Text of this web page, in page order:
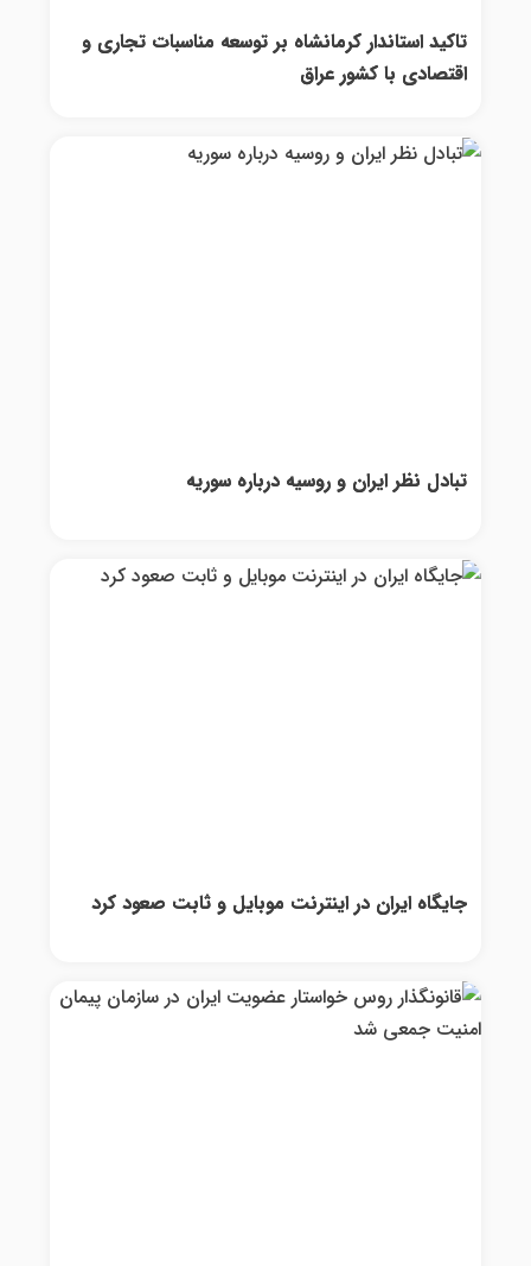
تاکید استاندار کرمانشاه بر توسعه مناسبات تجاری و
اقتصادی با کشور عراق
تبادل نظر ایران و روسیه درباره سوریه
جایگاه ایران در اینترنت موبایل و ثابت صعود کرد